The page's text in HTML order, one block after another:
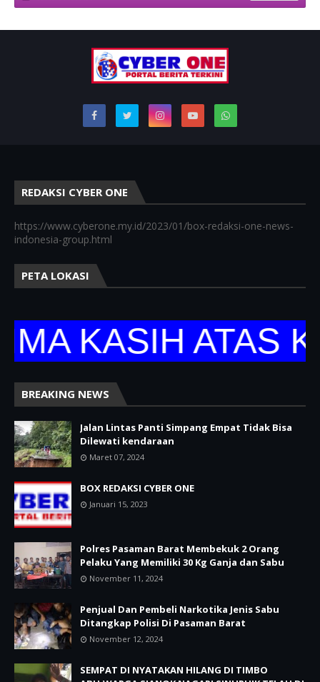
REDAKSI CYBER ONE
https://www.cyberone.my.id/2023/01/box-redaksi-one-news-
indonesia-group.html
PETA LOKASI
ATAS
BREAKING NEWS
Jalan Lintas Panti Simpang Empat Tidak Bisa
Dilewati kendaraan
Maret 07, 2024
BOX REDAKSI CYBER ONE
Januari 15, 2023
Polres Pasaman Barat Membekuk 2 Orang
Pelaku Yang Memiliki 30 Kg Ganja dan Sabu
November 11, 2024
Penjual Dan Pembeli Narkotika Jenis Sabu
Ditangkap Polisi Di Pasaman Barat
November 12, 2024
SEMPAT DI NYATAKAN HILANG DI TIMBO